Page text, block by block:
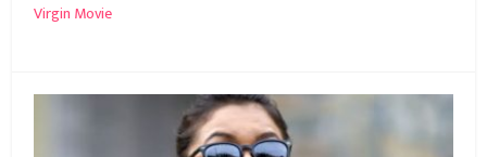
Virgin Movie